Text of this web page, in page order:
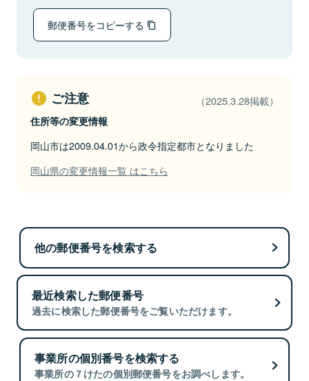
郵便番号をコピーする
ご注意 （2025.3.28掲載）
住所等の変更情報
岡山市は2009.04.01から政令指定都市となりました
岡山県の変更情報一覧 はこちら
他の郵便番号を検索する
最近検索した郵便番号
過去に検索した郵便番号をご覧いただけます。
事業所の個別番号を検索する
事業所の７けたの個別郵便番号をお調べします。